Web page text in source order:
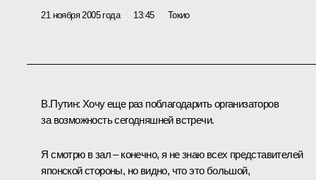
21 ноября 2005 года 13:45 Токио
В.Путин: Хочу еще раз поблагодарить организаторов
за возможность сегодняшней встречи.
Я смотрю в зал – конечно, я не знаю всех представителей
японской стороны, но видно, что это большой,